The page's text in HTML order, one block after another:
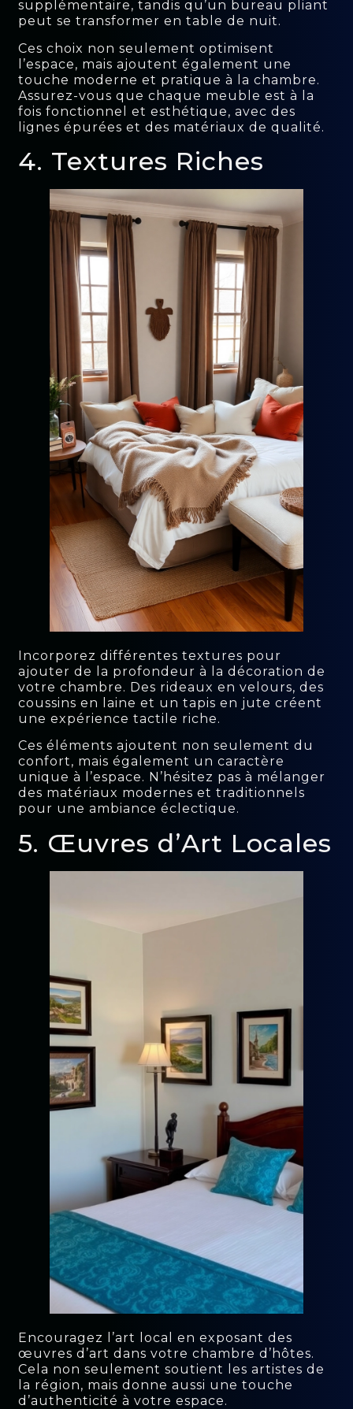
supplémentaire, tandis qu’un bureau pliant
peut se transformer en table de nuit.
Ces choix non seulement optimisent
l’espace, mais ajoutent également une
touche moderne et pratique à la chambre.
Assurez-vous que chaque meuble est à la
fois fonctionnel et esthétique, avec des
lignes épurées et des matériaux de qualité.
4. Textures Riches
Incorporez différentes textures pour
ajouter de la profondeur à la décoration de
votre chambre. Des rideaux en velours, des
coussins en laine et un tapis en jute créent
une expérience tactile riche.
Ces éléments ajoutent non seulement du
confort, mais également un caractère
unique à l’espace. N’hésitez pas à mélanger
des matériaux modernes et traditionnels
pour une ambiance éclectique.
5. Œuvres d’Art Locales
Encouragez l’art local en exposant des
œuvres d’art dans votre chambre d’hôtes.
Cela non seulement soutient les artistes de
la région, mais donne aussi une touche
d’authenticité à votre espace.